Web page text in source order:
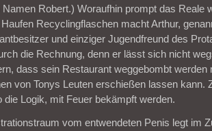
Namen Robert.) Woraufhin prompt das Reale
Recyclingflaschen macht Arthur,
und einziger Jugendfreund des
die Rechnung, denn er lässt sich nicht
dass sein Restaurant weggebombt
von Tonys Leuten erschießen lassen kann.
die Logik, mit Feuer bekämpft werden.
vom entwendeten Penis legt im